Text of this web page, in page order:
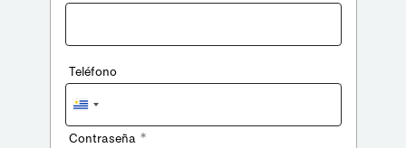
Teléfono
Uruguay
+598
Contraseña *